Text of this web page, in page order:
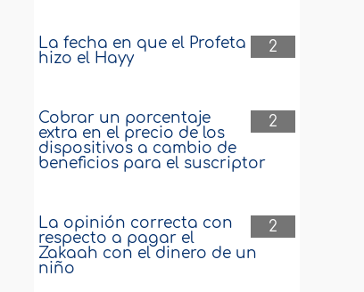
2
La fecha en que el Profeta
hizo el Hayy
2
Cobrar un porcentaje
extra en el precio de los
dispositivos a cambio de
beneficios para el suscriptor
2
La opinión correcta con
respecto a pagar el
Zakaah con el dinero de un
niño